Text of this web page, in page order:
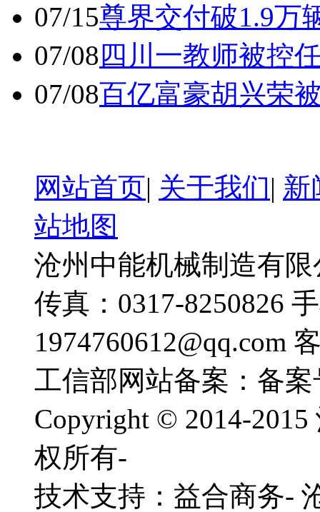
07/15尊界交付破1.9万
07/08 四川一教师被控
07/08百亿富豪胡兴荣
网站首页| 关于我们| 新
站地图
沧州中能机械制造有限
传真：0317-8250826
1974760612@qq.com
工信部网站备案：备案
Copyright © 2014-
权所有-
技术支持：益合商务-